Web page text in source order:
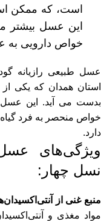
است، که ممکن
این عسل بیشتر
خواص دارویی به
عسل طبیعی رازیانه
استان همدان که یکی
بدست می آید. این عسل
خواص منحصر به فرد گیاه
دارد.
ویژگی‌های
نسل چهار:
منبع غنی از
مواد مغذی و